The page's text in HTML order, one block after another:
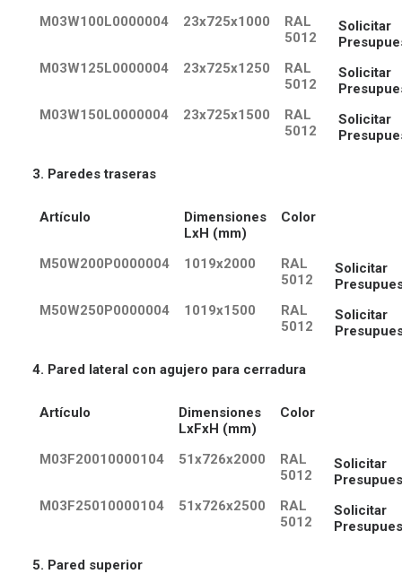
M03W100L0000004 23x725x1000
RAL
5012
Solicitar
M03W125L0000004
23x725x1250
RAL
5012
Solicitar
M03W150L0000004
23x725x1500
RAL
5012
Solicitar
3. Paredes traseras
Artículo
Dimensiones
LxH (mm)
Color
M50W200P0000004 1019x2000
RAL
5012
Solicitar
M50W250P0000004
1019x1500
RAL
5012
Solicitar
4. Pared lateral con agujero para cerradura
Artículo
Dimensiones
LxFxH (mm)
Color
M03F20010000104 51x726x2000
RAL
5012
Solicitar
M03F25010000104
51x726x2500
RAL
5012
Solicitar
5. Pared superior